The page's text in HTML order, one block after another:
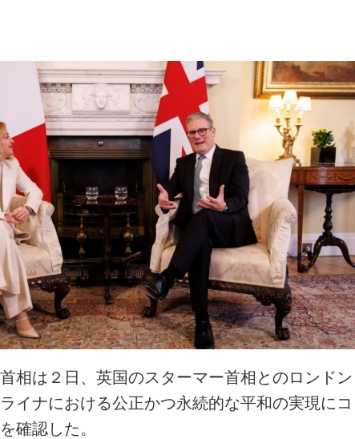
相は２日、英国のスターマー首相とのロンドン
イナにおける公正かつ永続的な平和の実現にコ
確認した。